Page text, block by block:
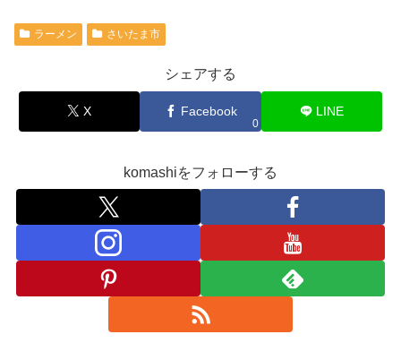
ラーメン さいたま市
シェアする
X Facebook
0
LINE
komashiをフォローする